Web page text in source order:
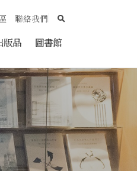
版品 圖書館
聯絡我們 search